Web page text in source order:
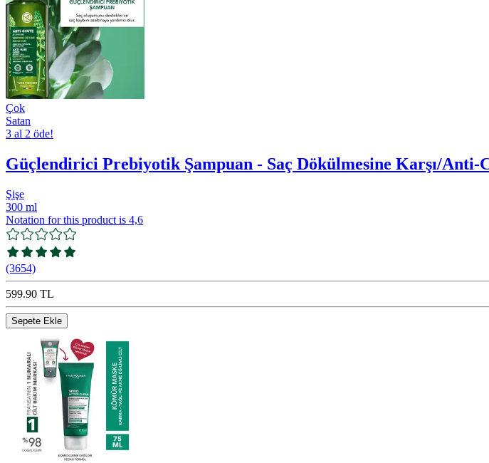
Çok
Satan
3 al 2 öde!
Güçlendirici Prebiyotik Şampuan - Saç Dökülmesine Karşı/Anti-
Şişe
300 ml
Notation for this product is 4,6
(3654)
599.90 TL
Sepete Ekle